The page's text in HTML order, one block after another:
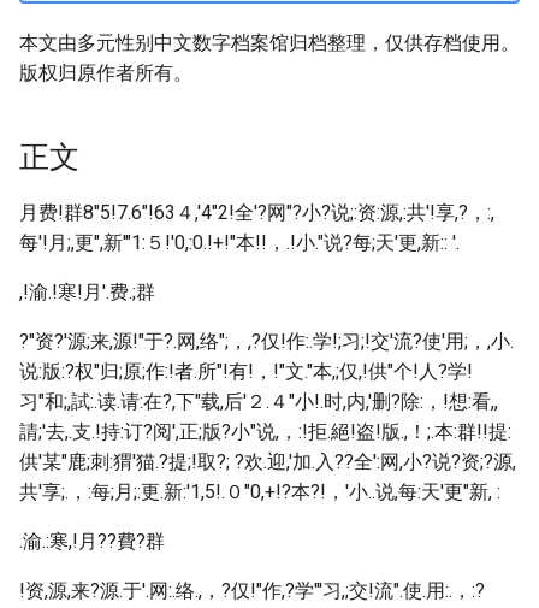
本文由多元性别中文数字档案馆归档整理，仅供存档使用。
版权归原作者所有。
正文
月费!群8"5!7.6"!63４,'4"2 !全'?网"?小?说;:资:源,:共'!享,?，:,
每'!月;,更",新'"1:５!'0,:0.!+!"本!!，.!小."说?每;天'更,新:: '.
,!渝.!寒!月'.费.;群
?"资?'源;来,源!"于?.网,络";，,?仅!作:.学!;习;!交'流?使'用;，,小.
说:版:?权"归;原;作:!者.所"!有!，!"文."本,;仅,!供"个!人?学!
习"和;,試:.读.请:在?,下"载,后'２.４"小!.时,内,'删?除:，!想:看,,
請;'去,.支.!持:订?阅',正;版?小"说,，:!拒.絕!盗!版.,！;.本:群!!提:
供'某"鹿;刺:猬'猫.?提;!取?; ?欢.迎,'加.入 ??全':网,小?说?资;?源,
共'享;.，:每;月;:更.新:'1,5!.０"0,+!?本?!，'小..说,每:天'更"新, :
.渝.:寒,!月??費?群
!资,源,来?源.于'.网:.络.,，?仅!"作,?学"'习,;交!流".使.用:.，:?